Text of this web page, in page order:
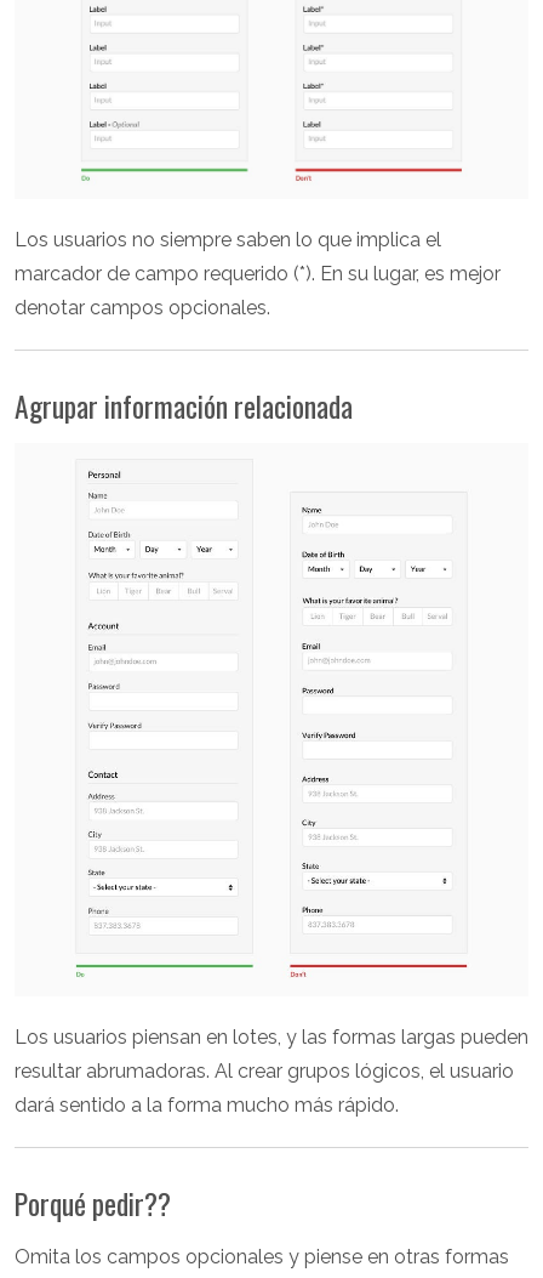
Los usuarios no siempre saben lo que implica el
marcador de campo requerido (*). En su lugar, es mejor
denotar campos opcionales.
Agrupar información relacionada
Los usuarios piensan en lotes, y las formas largas pueden
resultar abrumadoras. Al crear grupos lógicos, el usuario
dará sentido a la forma mucho más rápido.
Porqué pedir??
Omita los campos opcionales y piense en otras formas